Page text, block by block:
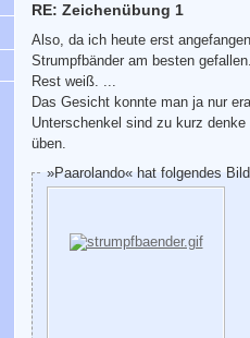
RE: Zeichenübung 1
Also, da ich heute erst
Strumpfbänder am besten
Rest weiß. ...
Das Gesicht konnte man ja nur
Unterschenkel sind zu kurz
üben.
»Paarolando« hat folgendes